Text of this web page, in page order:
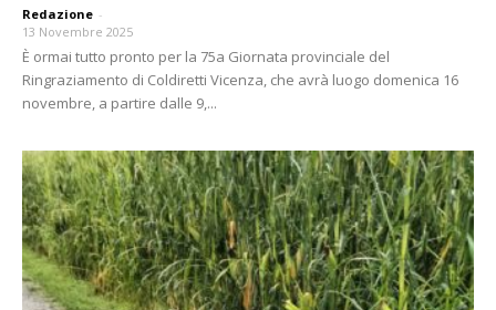
Redazione -
13 Novembre 2025
È ormai tutto pronto per la 75a Giornata provinciale del
Ringraziamento di Coldiretti Vicenza, che avrà luogo domenica 16
novembre, a partire dalle 9,...